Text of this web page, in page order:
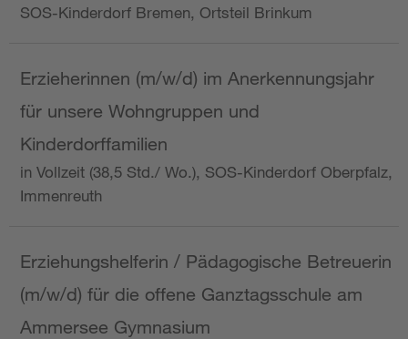
SOS-Kinderdorf Bremen, Ortsteil Brinkum
Erzieherinnen (m/w/d) im Anerkennungsjahr
für unsere Wohngruppen und
Kinderdorffamilien
in Vollzeit (38,5 Std./ Wo.), SOS-Kinderdorf Oberpfalz,
Immenreuth
Erziehungshelferin / Pädagogische Betreuerin
(m/w/d) für die offene Ganztagsschule am
Ammersee Gymnasium